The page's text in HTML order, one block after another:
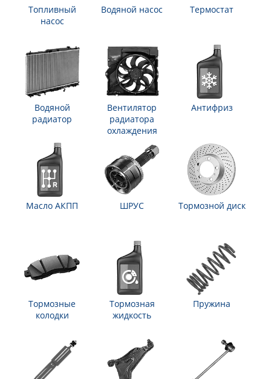
Топливный
насос
Водяной насос Термостат
Водяной
радиатор
Вентилятор
радиатора
охлаждения
Антифриз
Масло АКПП ШРУС Тормозной диск
Тормозные
колодки
Тормозная
жидкость
Пружина